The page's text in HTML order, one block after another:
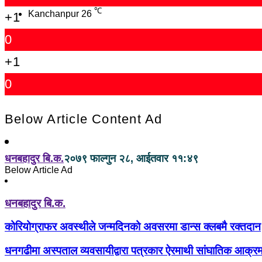
Kanchanpur 26 ℃
+1
0
+1
0
Below Article Content Ad
धनबहादुर बि.क.२०७९ फाल्गुन २८, आईतवार ११:४९
Below Article Ad
धनबहादुर बि.क.
कोरियोग्राफर अवस्थीले जन्मदिनको अवसरमा डान्स क्लबमै रक्तदान
धनगढीमा अस्पताल व्यवसायीद्वारा पत्रकार ऐरमाथी सांघातिक